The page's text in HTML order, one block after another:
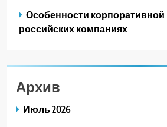
Особенности
российских компаниях
Архив
Июль 2026